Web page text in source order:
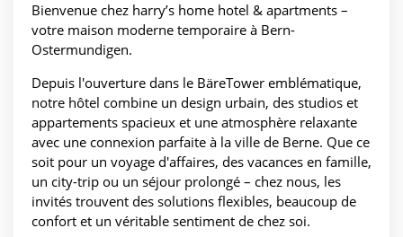
Bienvenue chez harry’s home hotel & apartments –
votre maison moderne temporaire à Bern-
Ostermundigen.
Depuis l'ouverture dans le BäreTower emblématique,
notre hôtel combine un design urbain, des studios et
appartements spacieux et une atmosphère relaxante
avec une connexion parfaite à la ville de Berne. Que ce
soit pour un voyage d'affaires, des vacances en famille,
un city-trip ou un séjour prolongé – chez nous, les
invités trouvent des solutions flexibles, beaucoup de
confort et un véritable sentiment de chez soi.